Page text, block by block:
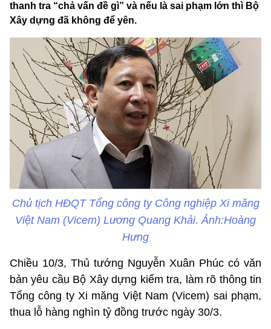
thanh tra “chả vấn đề gì” và nếu là sai phạm lớn thì Bộ
Xây dựng đã không để yên.
Chủ tịch HĐQT Tổng công ty Công nghiệp Xi măng
Việt Nam (Vicem) Lương Quang Khải. Ảnh:Hoàng
Hưng
Chiều 10/3, Thủ tướng Nguyễn Xuân Phúc có văn
bản yêu cầu Bộ Xây dựng kiểm tra, làm rõ thông tin
Tổng công ty Xi măng Việt Nam (Vicem) sai phạm,
thua lỗ hàng nghìn tỷ đồng trước ngày 30/3.